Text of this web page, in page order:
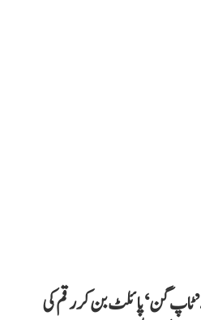
’ٹاپ گن‘ پائلٹ بن کر رقم کی